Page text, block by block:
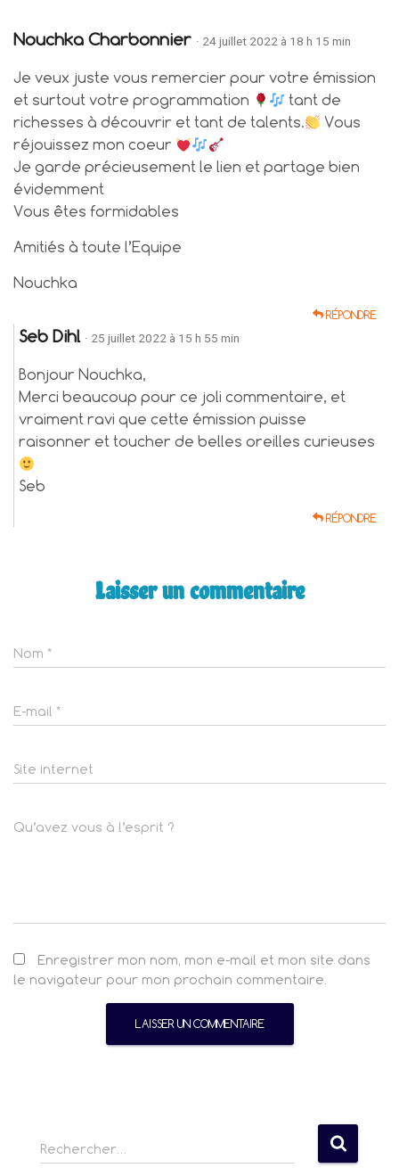
Nouchka Charbonnier · 24 juillet 2022 à 18 h 15 min
Je veux juste vous remercier pour votre émission
et surtout votre programmation
tant de
richesses à découvrir et tant de talents.
Vous
réjouissez mon coeur
Je garde précieusement le lien et partage bien
évidemment
Vous êtes formidables
Amitiés à toute l’Equipe
Nouchka
RÉPONDRE
Seb Dihl · 25 juillet 2022 à 15 h 55 min
Bonjour Nouchka,
Merci beaucoup pour ce joli commentaire, et
vraiment ravi que cette émission puisse
raisonner et toucher de belles oreilles curieuses
Seb
RÉPONDRE
Laisser un commentaire
Nom *
E-mail *
Site internet
Qu’avez vous à l’esprit ?
Enregistrer mon nom, mon e-mail et mon site dans
le navigateur pour mon prochain commentaire.
R
e
Rechercher…